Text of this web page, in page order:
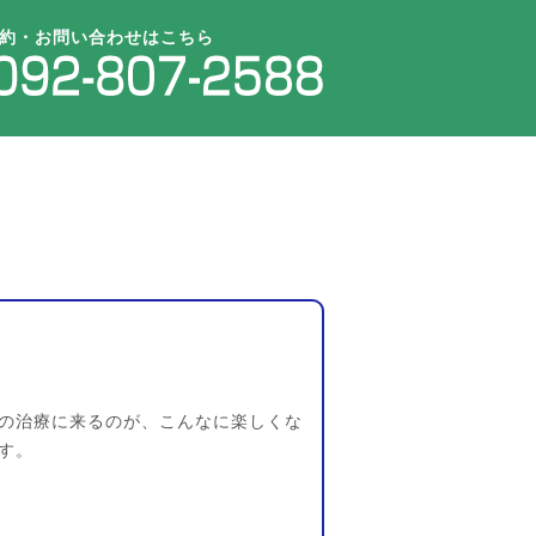
・お問い合わせはこちら
治療に来るのが、こんなに楽しくな
。